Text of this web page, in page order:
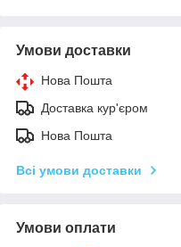
Умови доставки
Нова Пошта
Доставка кур'єром
Нова Пошта
Всі умови доставки
Умови оплати